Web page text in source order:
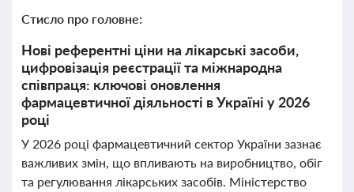
Стисло про головне:
Нові референтні ціни на лікарські засоби,
цифровізація реєстрації та міжнародна
співпраця: ключові оновлення
фармацевтичної діяльності в Україні у 2026
році
У 2026 році фармацевтичний сектор України зазнає
важливих змін, що впливають на виробництво, обіг
та регулювання лікарських засобів. Міністерство